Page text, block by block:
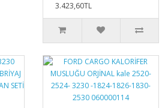
3.423,60TL